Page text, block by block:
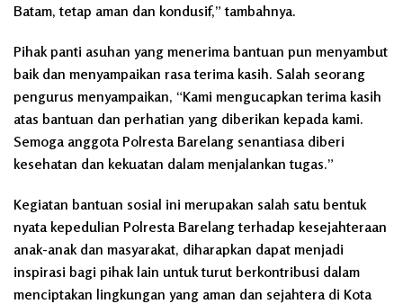
Batam, tetap aman dan kondusif,” tambahnya.
Pihak panti asuhan yang menerima bantuan pun menyambut
baik dan menyampaikan rasa terima kasih. Salah seorang
pengurus menyampaikan, “Kami mengucapkan terima kasih
atas bantuan dan perhatian yang diberikan kepada kami.
Semoga anggota Polresta Barelang senantiasa diberi
kesehatan dan kekuatan dalam menjalankan tugas.”
Kegiatan bantuan sosial ini merupakan salah satu bentuk
nyata kepedulian Polresta Barelang terhadap kesejahteraan
anak-anak dan masyarakat, diharapkan dapat menjadi
inspirasi bagi pihak lain untuk turut berkontribusi dalam
menciptakan lingkungan yang aman dan sejahtera di Kota